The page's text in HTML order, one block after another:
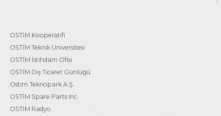
OSTİM Kooperatifi
OSTİM Teknik Üniversitesi
OSTİM İstihdam Ofisi
OSTİM Dış Ticaret Günlüğü
Ostim Teknopark A.Ş.
OSTİM Spare Parts Inc.
OSTİM Radyo